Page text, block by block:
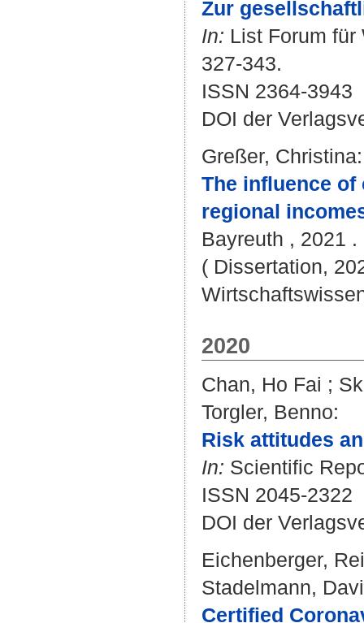
Zur
In: List Forum
327-343.
ISSN 2364-3943
DOI der
Greßer, Christina:
The influence of
regional
Bayreuth , 2021
( Dissertation,
2020
Chan, Ho Fai ;
Torgler, Benno:
Risk attitudes
In: Scientific
ISSN 2045-2322
DOI der
Eichenberger,
Stadelmann,
Certified